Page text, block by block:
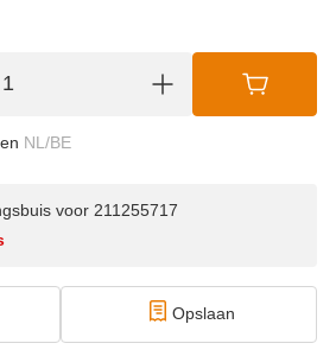
NL/BE
voor 211255717
Opslaan